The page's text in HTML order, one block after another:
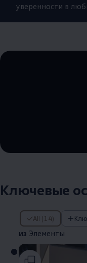
уверенности в
Ключевые
All (14)
из Элементы
из Элементы